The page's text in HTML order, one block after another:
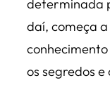
determinada
daí, começa
os segredos